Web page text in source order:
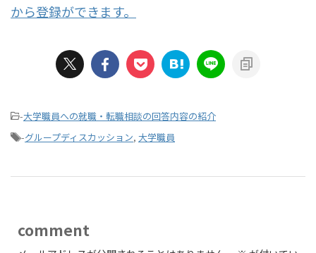
から登録ができます。
-大学職員への就職・転職相談の回答内容の紹介
-グループディスカッション, 大学職員
comment